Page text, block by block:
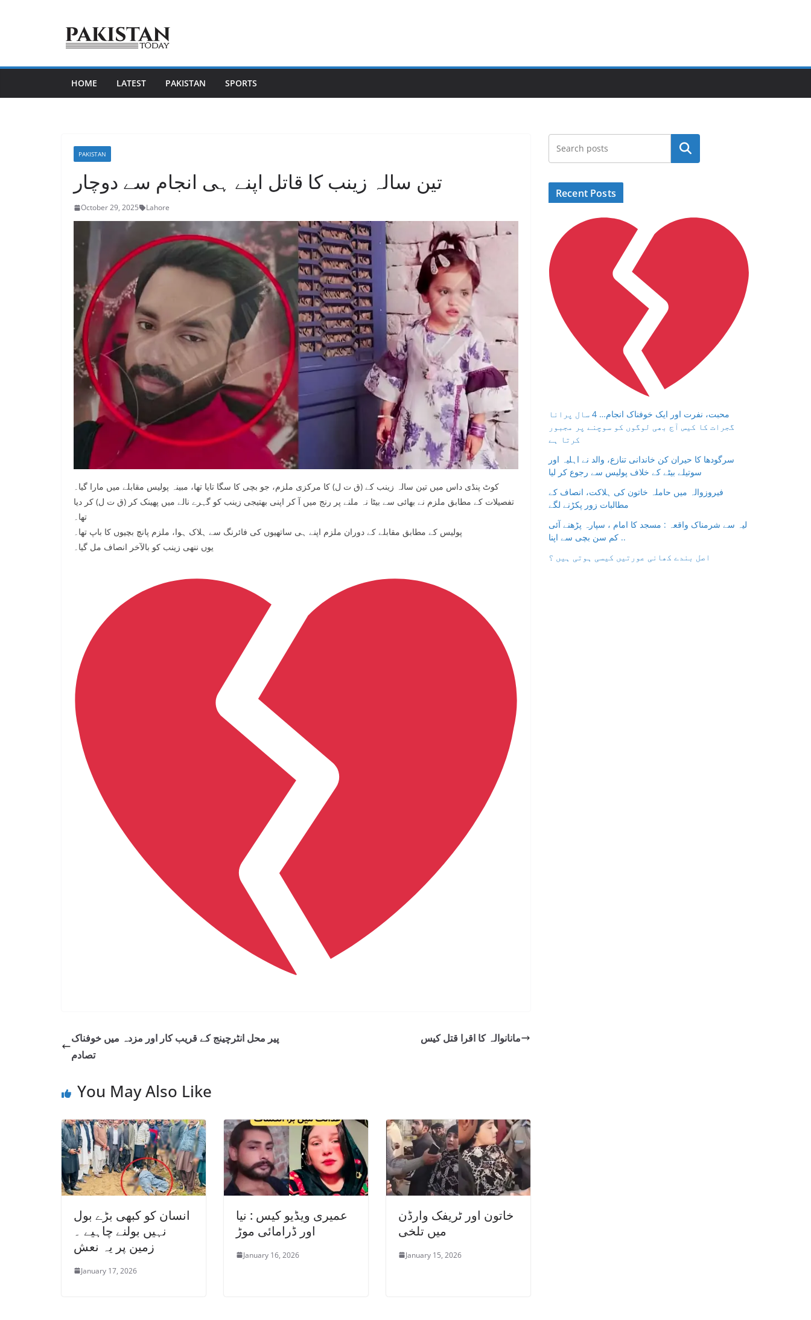
HOME LATEST PAKISTAN SPORTS
PAKISTAN
تین سالہ زینب کا قاتل اپنے ہی انجام سے دوچار
October 29, 2025 Lahore
کوٹ پنڈی داس میں تین سالہ زینب کے (ق ت ل) کا مرکزی ملزم، جو بچی کا سگا تایا تھا، مبینہ پولیس مقابلے میں مارا گیا۔
تفصیلات کے مطابق ملزم نے بھائی سے بیٹا نہ ملنے پر رنج میں آ کر اپنی بھتیجی زینب کو گہرے نالے میں پھینک کر (ق ت ل) کر دیا
تھا۔
پولیس کے مطابق مقابلے کے دوران ملزم اپنے ہی ساتھیوں کی فائرنگ سے ہلاک ہوا، ملزم پانچ بچیوں کا باپ تھا۔
یوں ننھی زینب کو بالآخر انصاف مل گیا۔
پیر محل انٹرچینج کے قریب کار اور مزدہ میں خوفناک
تصادم
مانانوالہ کا اقرا قتل کیس
You May Also Like
انسان کو کبھی بڑے بول
نہیں بولنے چاہیے ۔
زمین پر یہ نعش
January 17, 2026
عمیری ویڈیو کیس : نیا
اور ڈرامائی موڑ
January 16, 2026
خاتون اور ٹریفک وارڈن
میں تلخی
January 15, 2026
Search
Recent Posts
محبت، نفرت اور ایک خوفناک انجام… 4 سال پرانا
گجرات کا کیس آج بھی لوگوں کو سوچنے پر مجبور
کرتا ہے
سرگودھا کا حیران کن خاندانی تنازع، والد نے اہلیہ اور
سوتیلے بیٹے کے خلاف پولیس سے رجوع کر لیا
فیروزوالہ میں حاملہ خاتون کی ہلاکت، انصاف کے
مطالبات زور پکڑنے لگے
لیہ سے شرمناک واقعہ : مسجد کا امام ، سپارہ پڑھنے آئی
کم سن بچی سے اپنا ..
اصل بندے کھانی عورتیں کیسی ہوتی ہیں ؟